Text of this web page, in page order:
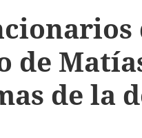
de
de la